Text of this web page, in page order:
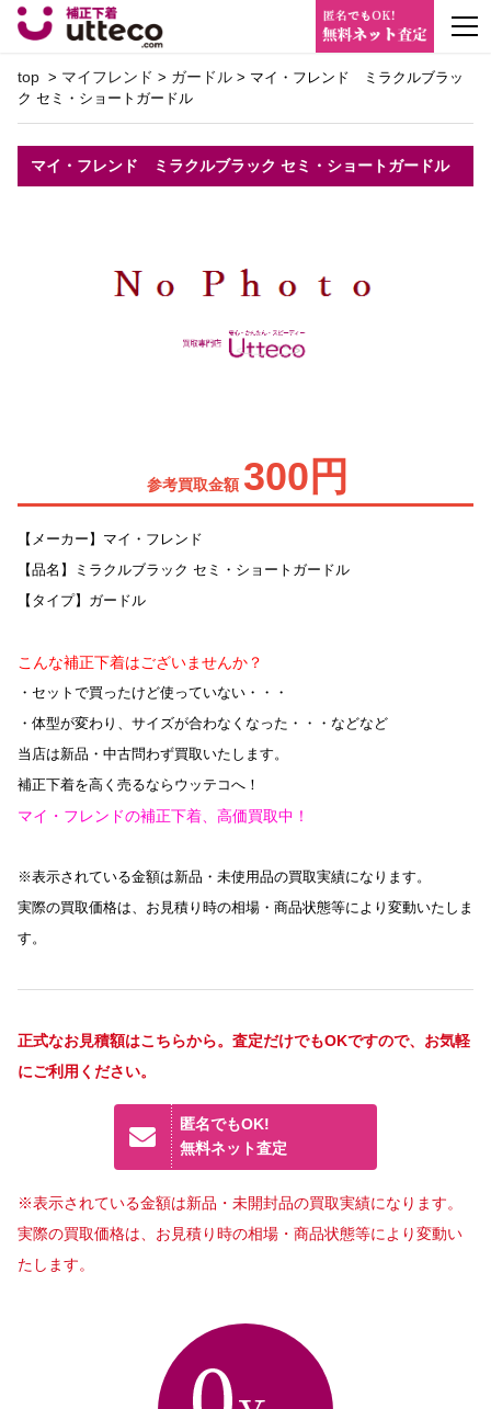
top > マイフレンド > ガードル > マイ・フレンド ミラクルブラッ
ク セミ・ショートガードル
マイ・フレンド ミラクルブラック セミ・ショートガードル
参考買取金額 300円
【メーカー】マイ・フレンド
【品名】ミラクルブラック セミ・ショートガードル
【タイプ】ガードル
こんな補正下着はございませんか？
・セットで買ったけど使っていない・・・
・体型が変わり、サイズが合わなくなった・・・などなど
当店は新品・中古問わず買取いたします。
補正下着を高く売るならウッテコへ！
マイ・フレンドの補正下着、高価買取中！
※表示されている金額は新品・未使用品の買取実績になります。
実際の買取価格は、お見積り時の相場・商品状態等により変動いたしま
す。
正式なお見積額はこちらから。査定だけでもOKですので、お気軽
にご利用ください。
匿名でもOK!
無料ネット査定
※表示されている金額は新品・未開封品の買取実績になります。
実際の買取価格は、お見積り時の相場・商品状態等により変動い
たします。